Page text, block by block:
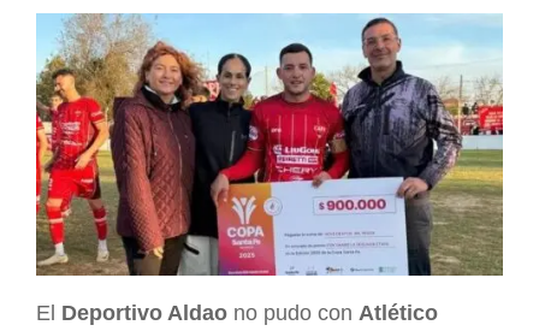
El Deportivo Aldao no pudo con Atlético